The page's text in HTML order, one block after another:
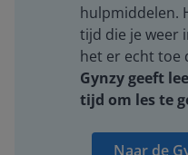
hulpmiddelen.
tijd die je weer
het er echt toe
Gynzy geeft
tijd om les te
Naar de